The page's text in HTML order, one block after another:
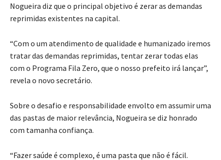
Nogueira diz que o principal objetivo é zerar as demandas
reprimidas existentes na capital.
“Com o um atendimento de qualidade e humanizado iremos
tratar das demandas reprimidas, tentar zerar todas elas
com o Programa Fila Zero, que o nosso prefeito irá lançar”,
revela o novo secretário.
Sobre o desafio e responsabilidade envolto em assumir uma
das pastas de maior relevância, Nogueira se diz honrado
com tamanha confiança.
“Fazer saúde é complexo, é uma pasta que não é fácil.